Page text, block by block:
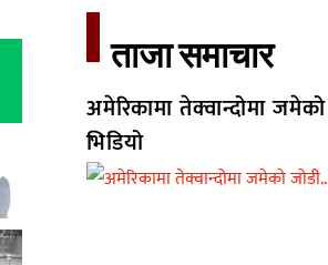
ताजा समाचार​
अमेरिकामा तेक्वान्दोमा
भिडियो